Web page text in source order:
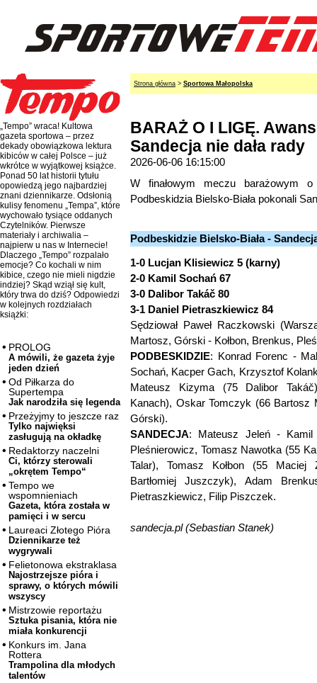
„Tempo” wraca! Kultowa
gazeta sportowa – przez
dekady obowiązkowa lektura
kibiców w całej Polsce – już
wkrótce w wyjątkowej książce.
Ponad 50 lat historii tytułu
opowiedzą jego najbardziej
znani dziennikarze. Odsłonią
kulisy fenomenu „Tempa”, które
wychowało tysiące oddanych
Czytelników. Pierwsze
materiały i archiwalia –
najpierw u nas w Internecie!
Dlaczego „Tempo” rozpalało
emocje? Co kochali w nim
kibice, czego nie mieli nigdzie
indziej? Skąd wziął się kult,
który trwa do dziś? Odpowiedzi
w kolejnych rozdziałach
książki:
PROLOG
A mówili, że gazeta żyje
jeden dzień
Od Piłkarza do
Supertempa
Jak narodziła się legenda
Przeżyjmy to jeszcze raz
Tylko najwięksi
zasługują na okładkę
Redaktorzy naczelni
Ci, którzy sterowali
„okrętem Tempo“
Tempo we
wspomnieniach
Gazeta, która została w
pamięci i w sercu
Laureaci Złotego Pióra
Dziennikarze też
wygrywali
Felietonowa ekstraklasa
Najostrzejsze pióra i
sprawy, o których mówili
wszyscy
Mistrzowie reportażu
Sztuka pisania, która nie
miała konkurencji
Konkurs im. Jana
Rottera
Trampolina dla młodych
talentów
Strona główna > Sportowa Małopolska
BARAŻ O I LIGĘ.
Sandecja nie dała rady
2026-06-06 16:15:00
W finałowym meczu barażowym
Podbeskidzia Bielsko-Biała pokonali
Podbeskidzie Bielsko-Biała -
1-0 Lucjan Klisiewicz 5 (karny)
2-0 Kamil Sochań 67
3-0 Dalibor Takáč 80
3-1 Daniel Pietraszkiewicz 84
Sędziował Paweł Raczkowski
Martosz, Górski - Kołbon, Brenkus,
PODBESKIDZIE: Konrad Forenc -
Sochań, Kacper Gach, Krzysztof
Mateusz Kizyma (75 Dalibor
Kanach), Oskar Tomczyk (66 Bartosz
Górski).
SANDECJA: Mateusz Jeleń - Kamil
Pleśnierowicz, Tomasz Nawotka (55
Talar), Tomasz Kołbon (55 Maciej
Bartłomiej Juszczyk), Adam
Pietraszkiewicz, Filip Piszczek.
sandecja.pl (Sebastian Stanek)